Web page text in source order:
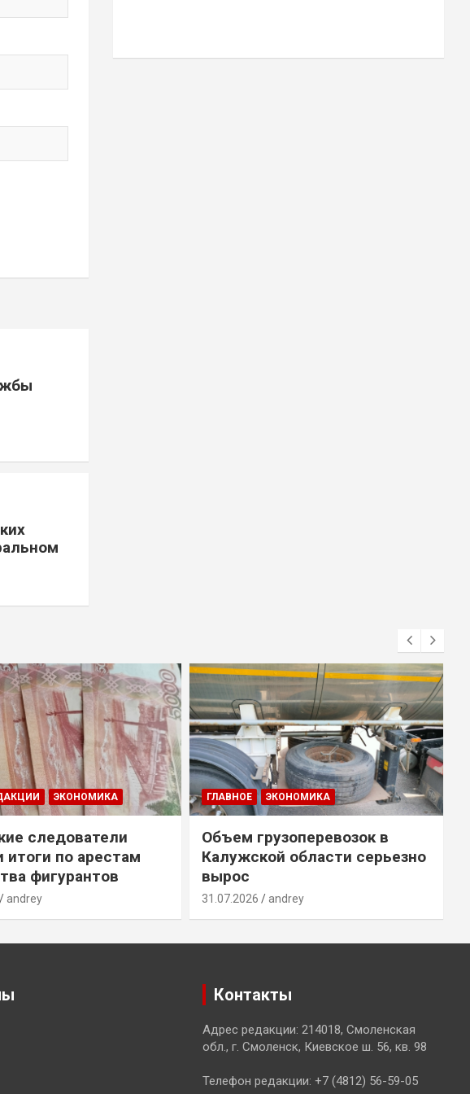
ЭКОНОМИКА
следователи
итоги по арестам
фигурантов
andrey
ГЛАВНОЕ ЭКОНОМИКА
Объем грузоперевозок в
Калужской области серьезно
вырос
31.07.2026 andrey
Контакты
Адрес редакции: 214018, Смоленская
обл., г. Смоленск, Киевское ш. 56, кв. 98
Телефон редакции: +7 (4812) 56-59-05